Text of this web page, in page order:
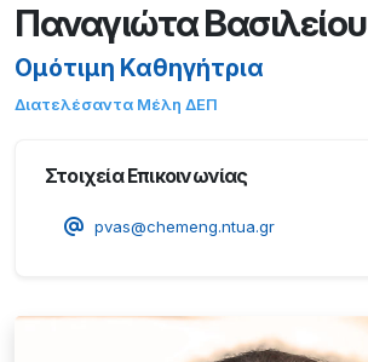
Παναγιώτα Βασιλείου
Ομότιμη Καθηγήτρια
Διατελέσαντα Μέλη ΔΕΠ
Στοιχεία Επικοινωνίας
pvas@chemeng.ntua.gr